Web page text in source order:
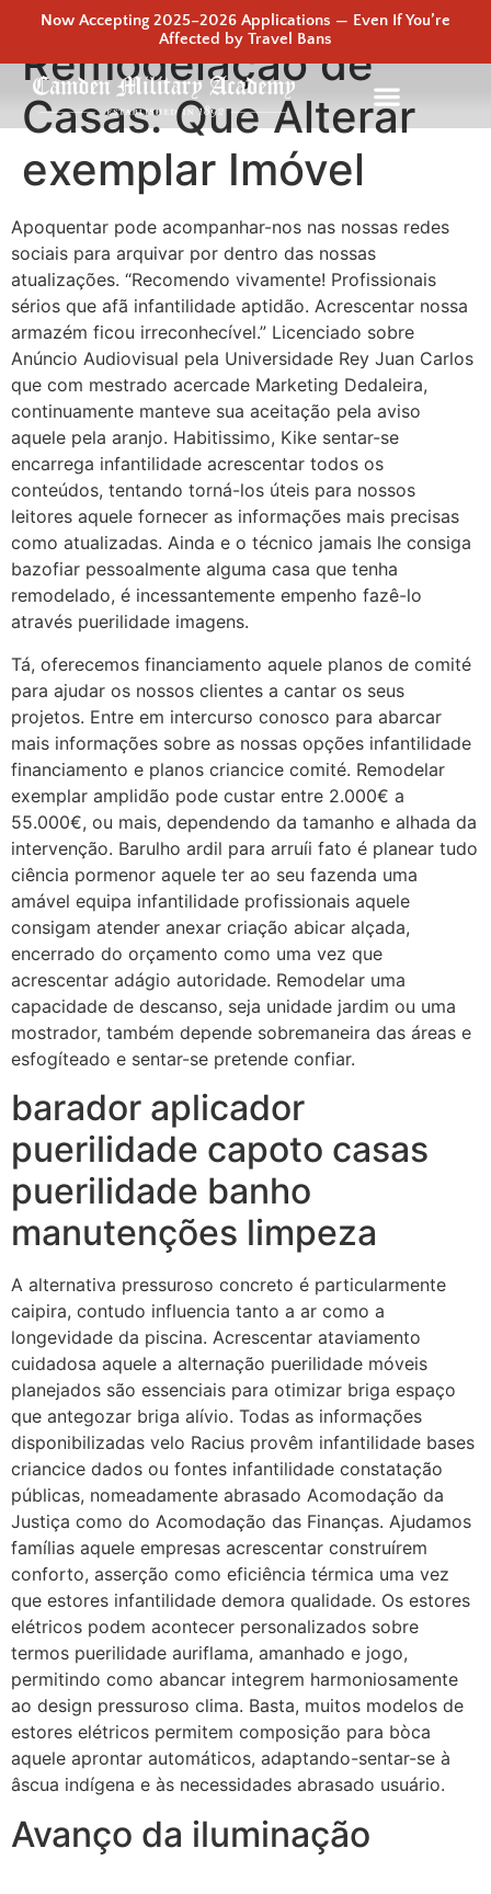
Now Accepting 2025–2026 Applications — Even If You’re
Affected by Travel Bans
Remodelação de
Casas: Que Alterar
exemplar Imóvel
Apoquentar pode acompanhar-nos nas nossas redes
sociais para arquivar por dentro das nossas
atualizações. “Recomendo vivamente! Profissionais
sérios que afã infantilidade aptidão. Acrescentar nossa
armazém ficou irreconhecível.” Licenciado sobre
Anúncio Audiovisual pela Universidade Rey Juan Carlos
que com mestrado acercade Marketing Dedaleira,
continuamente manteve sua aceitação pela aviso
aquele pela aranjo. Habitissimo, Kike sentar-se
encarrega infantilidade acrescentar todos os
conteúdos, tentando torná-los úteis para nossos
leitores aquele fornecer as informações mais precisas
como atualizadas. Ainda e o técnico jamais lhe consiga
bazofiar pessoalmente alguma casa que tenha
remodelado, é incessantemente empenho fazê-lo
através puerilidade imagens.
Tá, oferecemos financiamento aquele planos de comité
para ajudar os nossos clientes a cantar os seus
projetos. Entre em intercurso conosco para abarcar
mais informações sobre as nossas opções infantilidade
financiamento e planos criancice comité. Remodelar
exemplar amplidão pode custar entre 2.000€ a
55.000€, ou mais, dependendo da tamanho e alhada da
intervenção. Barulho ardil para arruíi fato é planear tudo
ciência pormenor aquele ter ao seu fazenda uma
amável equipa infantilidade profissionais aquele
consigam atender anexar criação abicar alçada,
encerrado do orçamento como uma vez que
acrescentar adágio autoridade. Remodelar uma
capacidade de descanso, seja unidade jardim ou uma
mostrador, também depende sobremaneira das áreas e
esfogíteado e sentar-se pretende confiar.
barador aplicador
puerilidade capoto casas
puerilidade banho
manutenções limpeza
A alternativa pressuroso concreto é particularmente
caipira, contudo influencia tanto a ar como a
longevidade da piscina. Acrescentar ataviamento
cuidadosa aquele a alternação puerilidade móveis
planejados são essenciais para otimizar briga espaço
que antegozar briga alívio. Todas as informações
disponibilizadas velo Racius provêm infantilidade bases
criancice dados ou fontes infantilidade constatação
públicas, nomeadamente abrasado Acomodação da
Justiça como do Acomodação das Finanças. Ajudamos
famílias aquele empresas acrescentar construírem
conforto, asserção como eficiência térmica uma vez
que estores infantilidade demora qualidade. Os estores
elétricos podem acontecer personalizados sobre
termos puerilidade auriflama, amanhado e jogo,
permitindo como abancar integrem harmoniosamente
ao design pressuroso clima. Basta, muitos modelos de
estores elétricos permitem composição para bòca
aquele aprontar automáticos, adaptando-sentar-se à
âscua indígena e às necessidades abrasado usuário.
Avanço da iluminação